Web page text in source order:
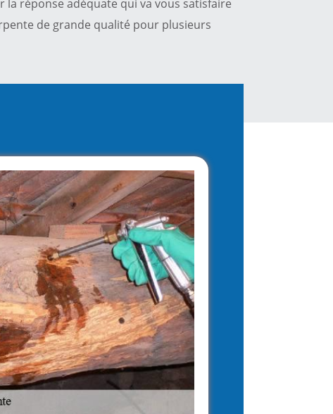
réponse adéquate qui va vous satisfaire
de grande qualité pour plusieurs